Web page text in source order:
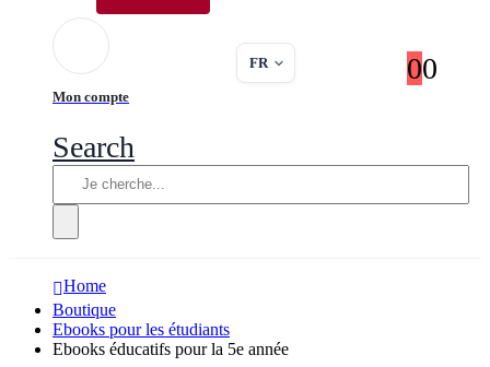
Mon compte
FR 00
Search
Home
Boutique
Ebooks pour les étudiants
Ebooks éducatifs pour la 5e année